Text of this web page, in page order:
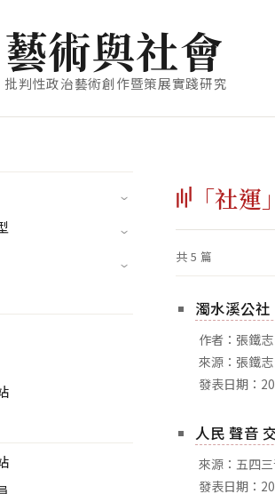
藝術與社會
批判性政治藝術創作暨策展實踐研究
「社運」
共 5 篇
濁水溪公
作者：張鐵志
來源：張鐵
發表日期：
人民 聲音
來源：五四
發表日期：